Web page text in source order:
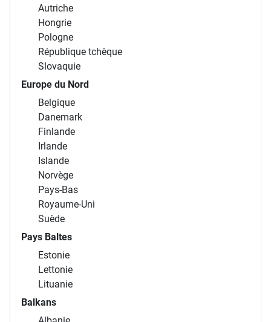
Autriche
Hongrie
Pologne
République tchèque
Slovaquie
Europe du Nord
Belgique
Danemark
Finlande
Irlande
Islande
Norvège
Pays-Bas
Royaume-Uni
Suède
Pays Baltes
Estonie
Lettonie
Lituanie
Balkans